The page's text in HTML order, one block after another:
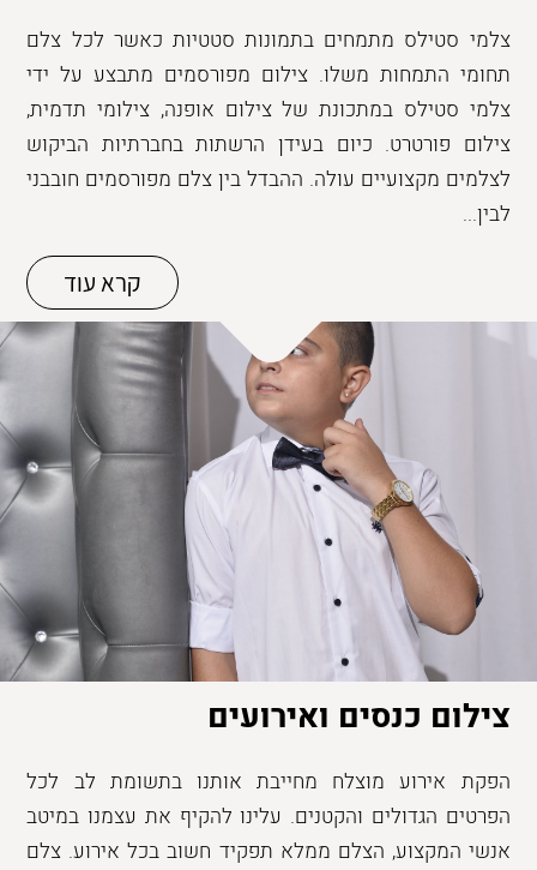
צלמי סטילס מתמחים בתמונות סטטיות כאשר לכל צלם
תחומי התמחות משלו. צילום מפורסמים מתבצע על ידי
צלמי סטילס במתכונת של צילום אופנה, צילומי תדמית,
צילום פורטרט. כיום בעידן הרשתות בחברתיות הביקוש
לצלמים מקצועיים עולה. ההבדל בין צלם מפורסמים חובבני
לבין...
קרא עוד
צילום כנסים ואירועים
הפקת אירוע מוצלח מחייבת אותנו בתשומת לב לכל
הפרטים הגדולים והקטנים. עלינו להקיף את עצמנו במיטב
אנשי המקצוע, הצלם ממלא תפקיד חשוב בכל אירוע. צלם